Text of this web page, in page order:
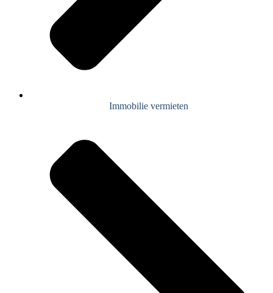
Immobilie vermieten